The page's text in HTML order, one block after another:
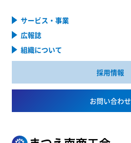
サービス・事業
広報誌
組織について
採用情報
お問い合わせ